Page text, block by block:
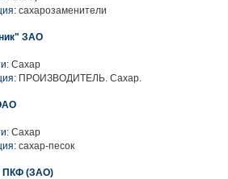
сахарозаменители
ЗАО
Сахар
ПРОИЗВОДИТЕЛЬ. Сахар.
Сахар
сахар-песок
(ЗАО)